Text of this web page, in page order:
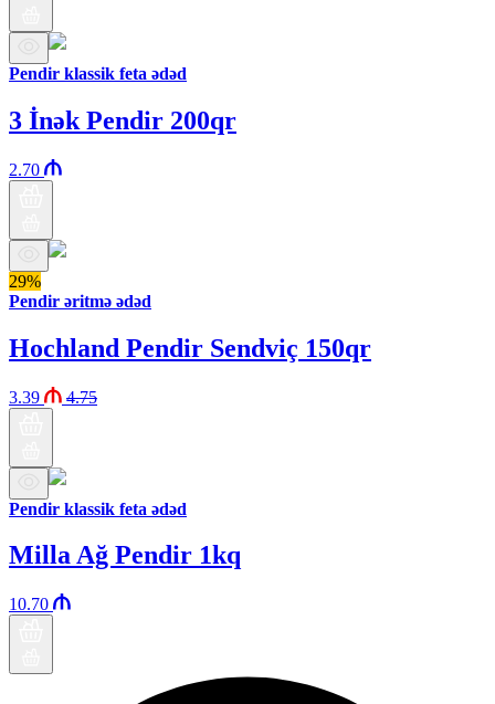
Pendir klassik feta ədəd
3 İnək Pendir 200qr
2.70
29%
Pendir əritmə ədəd
Hochland Pendir Sendviç 150qr
3.39 4.75
Pendir klassik feta ədəd
Milla Ağ Pendir 1kq
10.70